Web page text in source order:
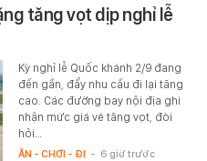
tăng vọt dịp nghỉ lễ
Kỳ nghỉ lễ Quốc khánh 2/9 đang
đến gần, đẩy nhu cầu đi lại tăng
cao. Các đường bay nội địa ghi
nhận mức giá vé tăng vọt, đòi
hỏi…
ĂN - CHƠI - ĐI - 6 giờ trước